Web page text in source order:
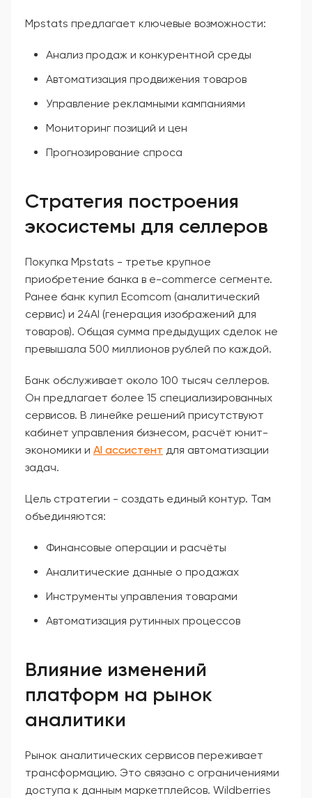
Mpstats предлагает ключевые возможности:
Анализ продаж и конкурентной среды
Автоматизация продвижения товаров
Управление рекламными кампаниями
Мониторинг позиций и цен
Прогнозирование спроса
Стратегия построения
экосистемы для селлеров
Покупка Mpstats - третье крупное
приобретение банка в e-commerce сегменте.
Ранее банк купил Ecomcom (аналитический
сервис) и 24AI (генерация изображений для
товаров). Общая сумма предыдущих сделок не
превышала 500 миллионов рублей по каждой.
Банк обслуживает около 100 тысяч селлеров.
Он предлагает более 15 специализированных
сервисов. В линейке решений присутствуют
кабинет управления бизнесом, расчёт юнит-
экономики и AI ассистент для автоматизации
задач.
Цель стратегии - создать единый контур. Там
объединяются:
Финансовые операции и расчёты
Аналитические данные о продажах
Инструменты управления товарами
Автоматизация рутинных процессов
Влияние изменений
платформ на рынок
аналитики
Рынок аналитических сервисов переживает
трансформацию. Это связано с ограничениями
доступа к данным маркетплейсов. Wildberries